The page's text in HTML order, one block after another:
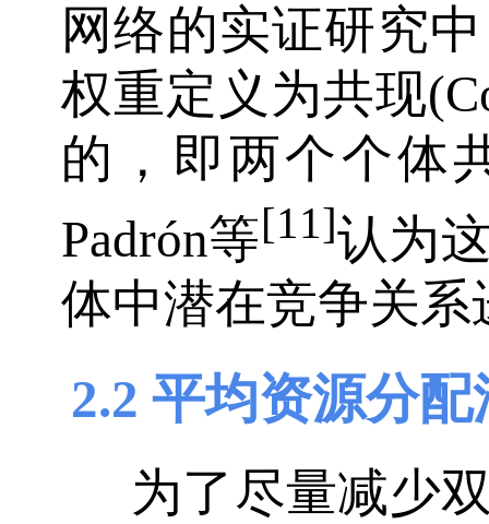
网络的实证研究
权重定义为共现
的，即两个个体
Padrón等[11]认为
体中潜在竞争关
2.2 平均资源分配
为了尽量减少